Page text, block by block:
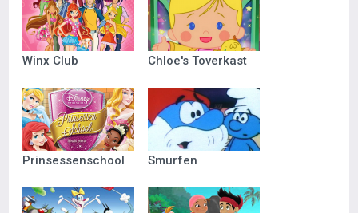
Winx Club Chloe's Toverkast
Prinsessenschool Smurfen